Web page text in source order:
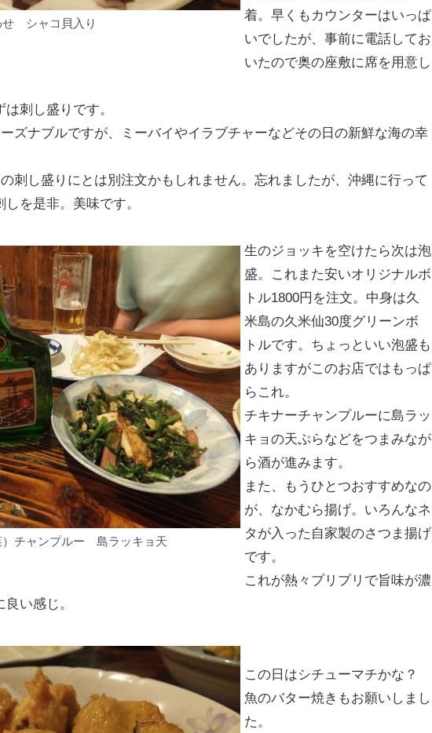
せ シャコ貝入り
着。早くもカウンターはいっぱ
いでしたが、事前に電話してお
いたので奥の座敷に席を用意し
刺し盛りです。
ズナブルですが、ミーバイやイラブチャーなどその日の新鮮な海の幸
刺し盛りにとは別注文かもしれません。忘れましたが、沖縄に行って
を是非。美味です。
）チャンプルー 島ラッキョ天
生のジョッキを空けたら次は泡
盛。これまた安いオリジナルボ
トル1800円を注文。中身は久
米島の久米仙30度グリーンボ
トルです。ちょっといい泡盛も
ありますがこのお店ではもっぱ
らこれ。
チキナーチャンプルーに島ラッ
キョの天ぷらなどをつまみなが
ら酒が進みます。
また、もうひとつおすすめなの
が、なかむら揚げ。いろんなネ
タが入った自家製のさつま揚げ
です。
これが熱々プリプリで旨味が濃
い感じ。
この日はシチューマチかな？
魚のバター焼きもお願いしまし
た。